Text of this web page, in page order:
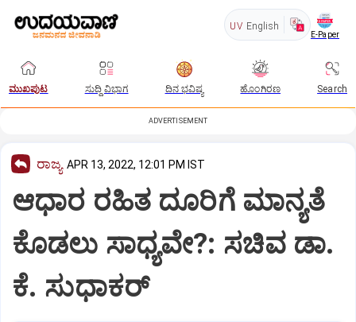
UV English
E-Paper
ಮುಖಪುಟ ಸುದ್ದಿ ವಿಭಾಗ ದಿನ ಭವಿಷ್ಯ ಹೊಂಗಿರಣ Search
ADVERTISEMENT
ರಾಜ್ಯ APR 13, 2022, 12:01 PM IST
ಆಧಾರ ರಹಿತ ದೂರಿಗೆ ಮಾನ್ಯತೆ
ಕೊಡಲು ಸಾಧ್ಯವೇ?: ಸಚಿವ ಡಾ.
ಕೆ. ಸುಧಾಕರ್‌